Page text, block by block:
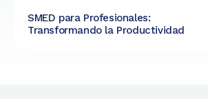
SMED para Profesionales:
Transformando la Productividad